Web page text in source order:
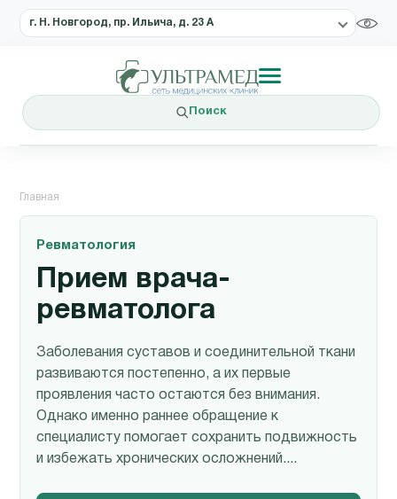
г. Н. Новгород, пр. Ильича, д. 23 А
Поиск
Главная
Ревматология
Прием врача-
ревматолога
Заболевания суставов и соединительной ткани
развиваются постепенно, а их первые
проявления часто остаются без внимания.
Однако именно раннее обращение к
специалисту помогает сохранить подвижность
и избежать хронических осложнений....